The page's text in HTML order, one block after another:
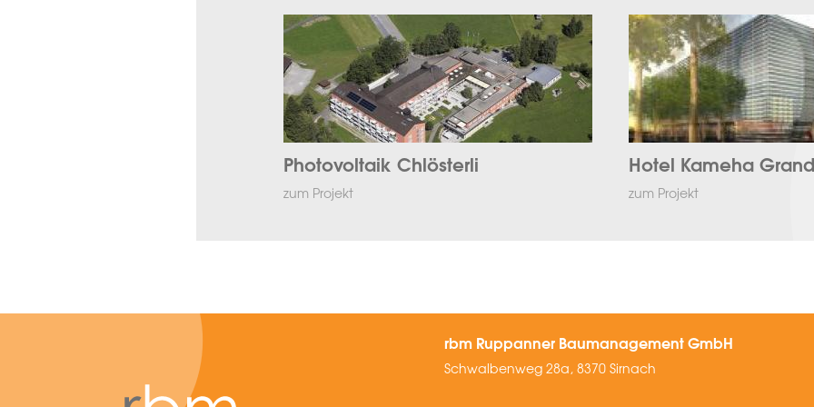
Photovoltaik Chlösterli
zum Projekt
Hotel Kameha Grand
zum Projekt
rbm Ruppanner Baumanagement GmbH
Schwalbenweg 28a, 8370 Sirnach